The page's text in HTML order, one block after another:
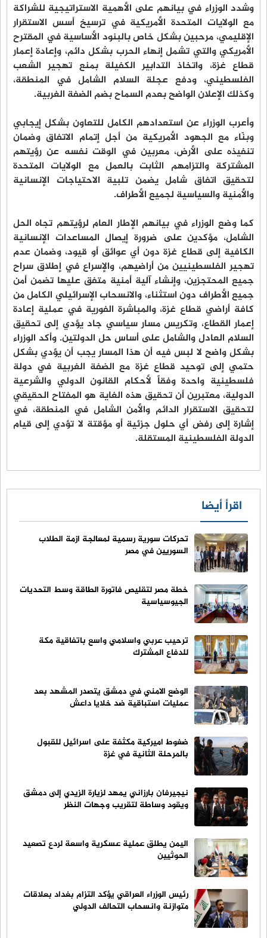
وشدد الوزراء في بيانهم على الأهمية الاستراتيجية للشراكة
مع الولايات المتحدة الأمريكية في ترسيخ أسس الاستقرار
الإقليمي، مرحبين بشكل خاص بالبنود الأساسية في المقترح
الأمريكي والتي تشمل إنهاء الحرب بشكل دائم، وإعادة إعمار
قطاع غزة، واتخاذ التدابير الكفيلة بمنع تهجير الشعب
الفلسطيني، ودفع عجلة السلام الشامل في المنطقة،
وكذلك الإعلان الواضح بعدم السماح بضم الضفة الغربية.
وأعرب الوزراء عن استعدادهم الكامل للتعاون بشكل إيجابي
وبنّاء مع الجهود الأمريكية من أجل إتمام الاتفاق وضمان
تنفيذه على الأرض، معربين في الوقت نفسه عن رؤيتهم
المشتركة والتزامهم الثابت بالعمل مع الولايات المتحدة
لتحقيق اتفاق شامل يضمن تلبية الاحتياجات الإنسانية
والأمنية والسياسية لجميع الأطراف.
كما وضع الوزراء في بيانهم الإطار العام لرؤيتهم تجاه الحل
الشامل، مؤكدين على ضرورة إيصال المساعدات الإنسانية
الكافية إلى قطاع غزة دون أي عوائق أو قيود، وضمان عدم
تهجير الفلسطينيين من أراضيهم، والإسراع في إطلاق سراح
جميع المحتجزين، وإنشاء آلية أمنية متفق عليها تضمن أمن
جميع الأطراف دون استثناء، والانسحاب الإسرائيلي الكامل من
كافة أراضي قطاع غزة، والمباشرة الفورية في عملية إعادة
إعمار القطاع، وتكريس مسار سياسي جاد يؤدي إلى تحقيق
السلام العادل والشامل على أساس حل الدولتين. وأكد الوزراء
بشكل واضح لا لبس فيه أن هذا المسار يجب أن يؤدي بشكل
حتمي إلى توحيد قطاع غزة مع الضفة الغربية في دولة
فلسطينية واحدة وفقاً لأحكام القانون الدولي والشرعية
الدولية، معتبرين أن تحقيق هذه الغاية هو المفتاح الحقيقي
لتحقيق الاستقرار الدائم والأمن الشامل في المنطقة، في
إشارة إلى رفض أي حلول جزئية أو مؤقتة لا تؤدي إلى قيام
الدولة الفلسطينية المستقلة.
اقرأ أيضا
تحركات سورية رسمية لمعالجة ازمة الطلاب
السوريين في مصر
خطة مصر لتقليص فاتورة الطاقة وسط التحديات
الجيوسياسية
ترحيب عربي واسلامي واسع باتفاقية مكة
للدفاع المشترك
الوضع الامني في دمشق يتصدر المشهد بعد
عمليات استباقية ضد خلايا داعش
ضغوط اميركية مكثفة على اسرائيل للقبول
بالمرحلة الثانية في غزة
نيجيرفان بارزاني يمهد لزيارة الزيدي إلى دمشق
ويقود وساطة لتقريب وجهات النظر
اليمن يطلق عملية عسكرية واسعة لردع تصعيد
الحوثيين
رئيس الوزراء العراقي يؤكد التزام بغداد بعلاقات
متوازنة وانسحاب التحالف الدولي